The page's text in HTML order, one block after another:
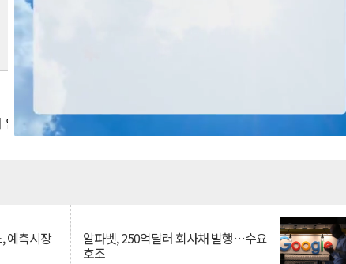
예측시장 알파벳, 250억달러 회사채 발행…수요
호조